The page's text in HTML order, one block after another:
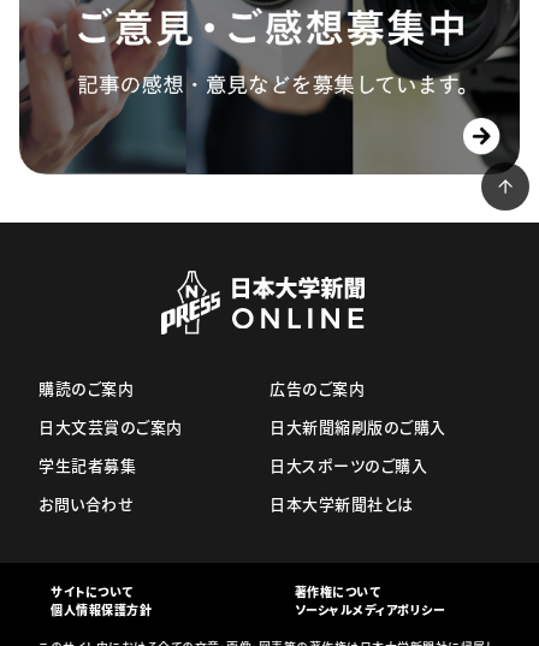
購読のご案内
日大文芸賞のご案内
学生記者募集
お問い合わせ
広告のご案内
日大新聞縮刷版のご購入
日大スポーツのご購入
日本大学新聞社とは
サイトについて
著作権について
個人情報保護方針
ソーシャルメディアポリシー